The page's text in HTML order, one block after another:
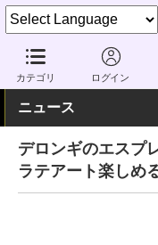
カテゴリ ログイン
家電 Watch 生活家電
ニュース
デロンギのエスプ
ラテアート楽しめ